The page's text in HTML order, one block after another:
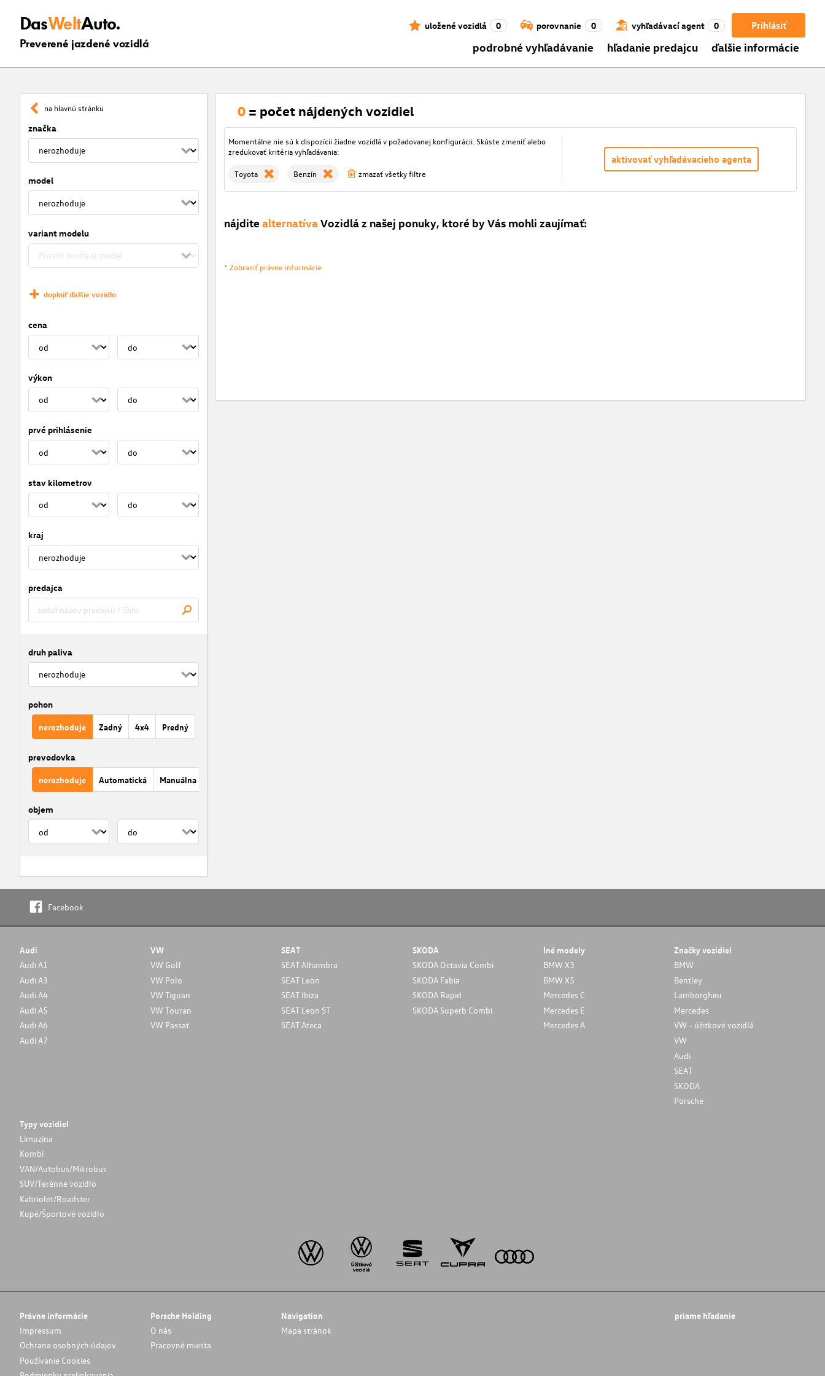
DasWeltAuto.
Preverené jazdené vozidlá
Prihlásiť
uložené vozidlá 0 porovnanie 0 vyhľadávací agent 0
podrobné vyhľadávanie hľadanie predajcu ďalšie informácie
na hlavnú stránku
značka
model
variant modelu
doplniť ďalšie vozidlo
cena
výkon
prvé prihlásenie
stav kilometrov
kraj
predajca
druh paliva
pohon
nerozhoduje Zadný 4x4 Predný
prevodovka
nerozhoduje Automatická Manuálna
objem
0 = počet nájdených vozidiel
Momentálne nie sú k dispozícii žiadne vozidlá v požadovanej konfigurácii. Skúste zmeniť alebo
zredukovať kritéria vyhľadávania:
Toyota Benzín zmazať všetky filtre
aktivovať vyhľadávacieho agenta
nájdite alternatíva Vozidlá z našej ponuky, ktoré by Vás mohli zaujímať:
* Zobraziť právne informácie
Facebook
Audi
Audi A1
Audi A3
Audi A4
Audi A5
Audi A6
Audi A7
VW
VW Golf
VW Polo
VW Tiguan
VW Touran
VW Passat
SEAT
SEAT Alhambra
SEAT Leon
SEAT Ibiza
SEAT Leon ST
SEAT Ateca
SKODA
SKODA Octavia Combi
SKODA Fabia
SKODA Rapid
SKODA Superb Combi
Iné modely
BMW X3
BMW X5
Mercedes C
Mercedes E
Mercedes A
Značky vozidiel
BMW
Bentley
Lamborghini
Mercedes
VW - úžitkové vozidlá
VW
Audi
SEAT
SKODA
Porsche
Typy vozidiel
Limuzína
Kombi
VAN/Autobus/Mikrobus
SUV/Terénne vozidlo
Kabriolet/Roadster
Kupé/Športové vozidlo
Právne informácie
Impressum
Ochrana osobných údajov
Používanie Cookies
Porsche Holding
O nás
Pracovné miesta
Navigation
Mapa stránok
priame hľadanie